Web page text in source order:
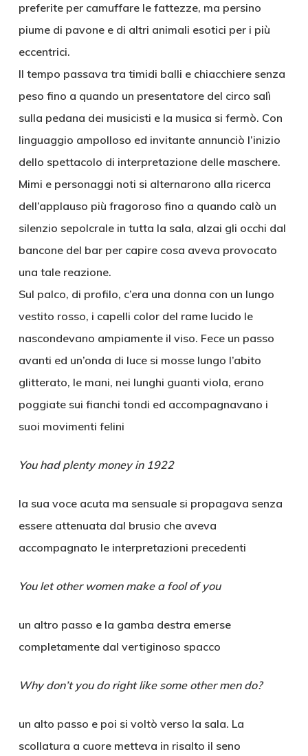
preferite per camuffare le fattezze, ma persino
piume di pavone e di altri animali esotici per i più
eccentrici.
Il tempo passava tra timidi balli e chiacchiere senza
peso fino a quando un presentatore del circo salì
sulla pedana dei musicisti e la musica si fermò. Con
linguaggio ampolloso ed invitante annunciò l’inizio
dello spettacolo di interpretazione delle maschere.
Mimi e personaggi noti si alternarono alla ricerca
dell’applauso più fragoroso fino a quando calò un
silenzio sepolcrale in tutta la sala, alzai gli occhi dal
bancone del bar per capire cosa aveva provocato
una tale reazione.
Sul palco, di profilo, c’era una donna con un lungo
vestito rosso, i capelli color del rame lucido le
nascondevano ampiamente il viso. Fece un passo
avanti ed un’onda di luce si mosse lungo l’abito
glitterato, le mani, nei lunghi guanti viola, erano
poggiate sui fianchi tondi ed accompagnavano i
suoi movimenti felini
You had plenty money in 1922
la sua voce acuta ma sensuale si propagava senza
essere attenuata dal brusio che aveva
accompagnato le interpretazioni precedenti
You let other women make a fool of you
un altro passo e la gamba destra emerse
completamente dal vertiginoso spacco
Why don’t you do right like some other men do?
un alto passo e poi si voltò verso la sala. La
scollatura a cuore metteva in risalto il seno